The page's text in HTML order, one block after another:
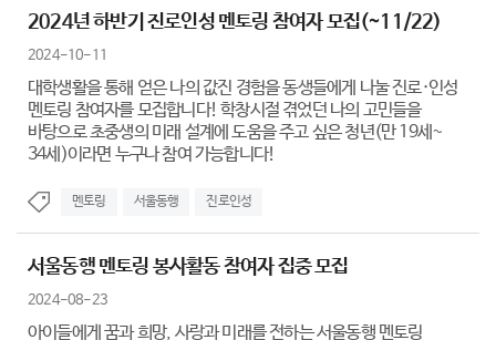
2024년 하반기 진로인성 멘토링 참여자 모집(~11/22)
2024-10-11
대학생활을 통해 얻은 나의 값진 경험을 동생들에게 나눌 진로·인성
멘토링 참여자를 모집합니다! 학창시절 겪었던 나의 고민들을
바탕으로 초중생의 미래 설계에 도움을 주고 싶은 청년(만 19세~
34세)이라면 누구나 참여 가능합니다!
멘토링 서울동행 진로인성
서울동행 멘토링 봉사활동 참여자 집중 모집
2024-08-23
아이들에게 꿈과 희망, 사랑과 미래를 전하는 서울동행 멘토링